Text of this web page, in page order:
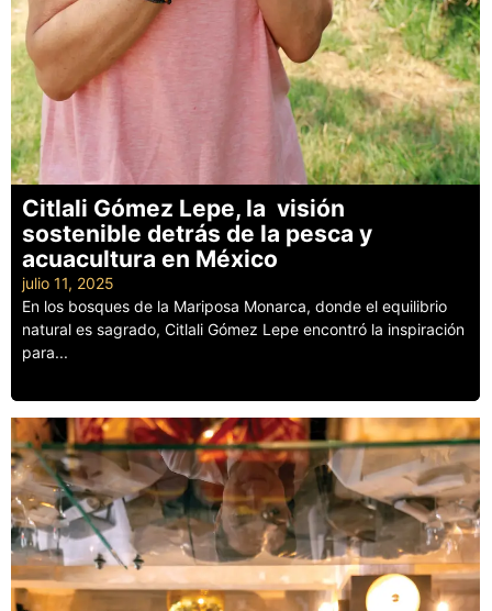
Citlali Gómez Lepe, la visión
sostenible detrás de la pesca y
acuacultura en México
julio 11, 2025
En los bosques de la Mariposa Monarca, donde el equilibrio
natural es sagrado, Citlali Gómez Lepe encontró la inspiración
para...